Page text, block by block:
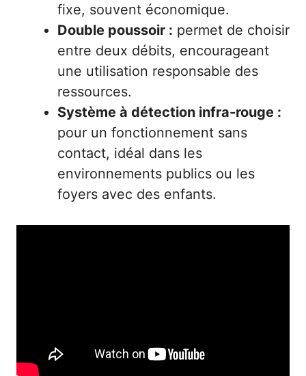
fixe, souvent économique.
Double poussoir : permet de choisir
entre deux débits, encourageant
une utilisation responsable des
ressources.
Système à détection infra-rouge :
pour un fonctionnement sans
contact, idéal dans les
environnements publics ou les
foyers avec des enfants.